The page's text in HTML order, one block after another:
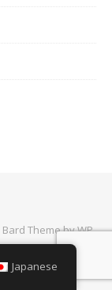
Bard Theme byWP
Japanese